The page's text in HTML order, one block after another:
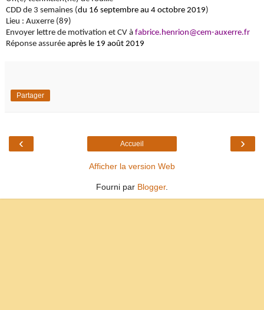
CDD de 3 semaines (du 16 septembre au 4 octobre 2019)
Lieu : Auxerre (89)
Envoyer lettre de motivation et CV à fabrice.henrion@cem-auxerre.fr
Réponse assurée après le 19 août 2019
Partager
‹ ›
Accueil
Afficher la version Web
Fourni par Blogger.